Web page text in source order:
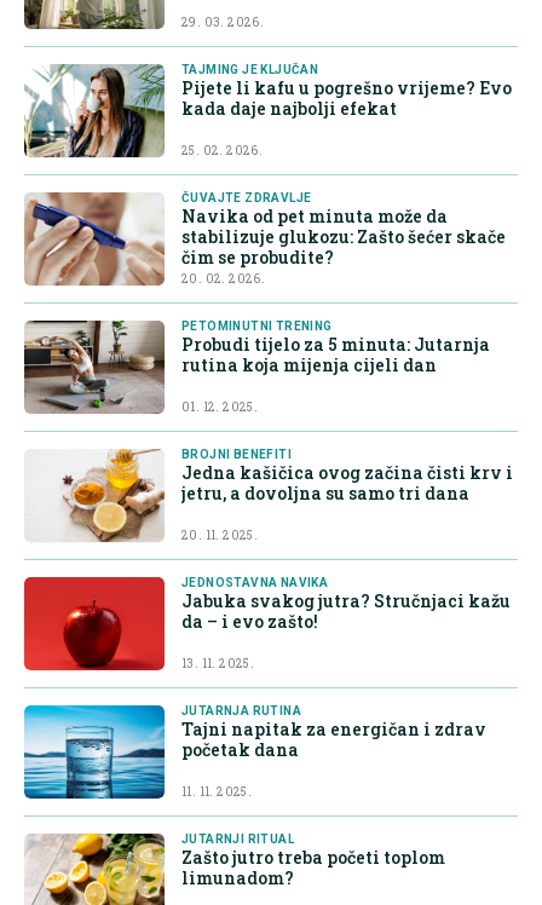
29. 03. 2026.
TAJMING JE KLJUČAN
Pijete li kafu u pogrešno vrijeme? Evo
kada daje najbolji efekat
25. 02. 2026.
ČUVAJTE ZDRAVLJE
Navika od pet minuta može da
stabilizuje glukozu: Zašto šećer skače
čim se probudite?
20. 02. 2026.
PETOMINUTNI TRENING
Probudi tijelo za 5 minuta: Jutarnja
rutina koja mijenja cijeli dan
01. 12. 2025.
BROJNI BENEFITI
Jedna kašičica ovog začina čisti krv i
jetru, a dovoljna su samo tri dana
20. 11. 2025.
JEDNOSTAVNA NAVIKA
Jabuka svakog jutra? Stručnjaci kažu
da – i evo zašto!
13. 11. 2025.
JUTARNJA RUTINA
Tajni napitak za energičan i zdrav
početak dana
11. 11. 2025.
JUTARNJI RITUAL
Zašto jutro treba početi toplom
limunadom?